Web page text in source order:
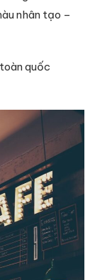
nhân tạo –
quốc